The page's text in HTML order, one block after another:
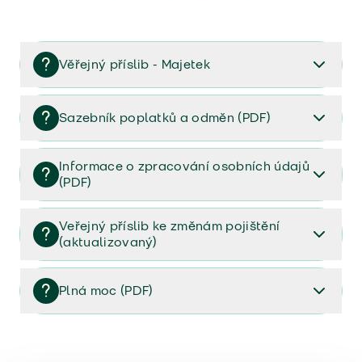
Věřejný příslib - Majetek
Věřejný příslib majetek 2023
Sazebník poplatků a odměn (PDF)
Sazebník poplatků a odměn (PDF)
Informace o zpracování osobních údajů
(PDF)
Informace o zpracování osobních údajů (PDF)
Veřejný příslib ke změnám pojištění
(aktualizovaný)
Veřejný příslib ke změnám pojištění (aktualizovaný)
Plná moc (PDF)